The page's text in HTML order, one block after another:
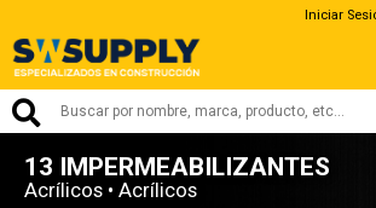
Iniciar
13 IMPERMEABILIZANTES
Acrílicos • Acrílicos